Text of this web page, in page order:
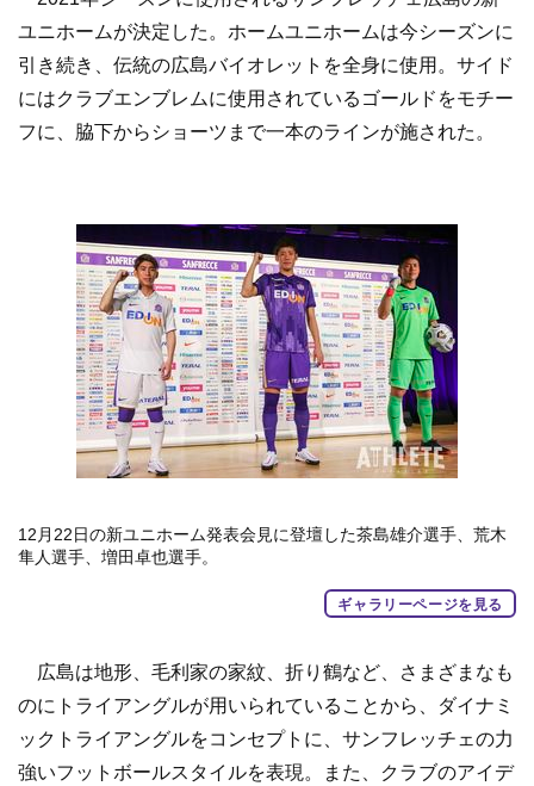
ユニホームが決定した。ホームユニホームは今シーズンに
引き続き、伝統の広島バイオレットを全身に使用。サイド
にはクラブエンブレムに使用されているゴールドをモチー
フに、脇下からショーツまで一本のラインが施された。
12月22日の新ユニホーム発表会見に登壇した茶島雄介選手、荒木
隼人選手、増田卓也選手。
ギャラリーページを見る
広島は地形、毛利家の家紋、折り鶴など、さまざまなも
のにトライアングルが用いられていることから、ダイナミ
ックトライアングルをコンセプトに、サンフレッチェの力
強いフットボールスタイルを表現。また、クラブのアイデ